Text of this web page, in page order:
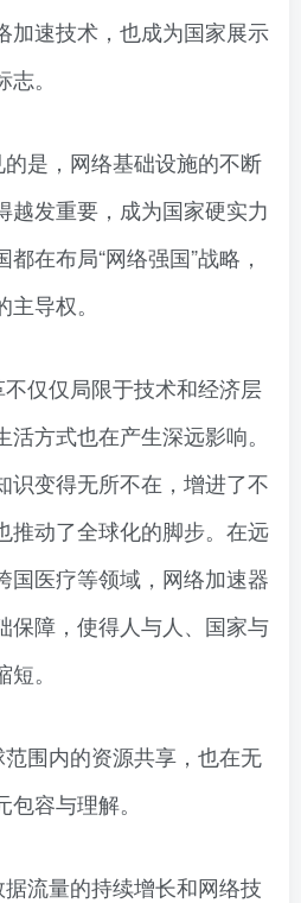
加速技术，也成为国家展示
。
是，网络基础设施的不断
越发重要，成为国家硬实力
在布局“网络强国”战略，
导权。
仅仅局限于技术和经济层
方式也在产生深远影响。
识变得无所不在，增进了不
推动了全球化的脚步。在远
国医疗等领域，网络加速器
保障，使得人与人、国家与
。
围内的资源共享，也在无
容与理解。
流量的持续增长和网络技